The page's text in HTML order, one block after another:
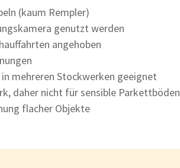
(kaum Rempler)
genutzt werden
angehoben
mehreren Stockwerken geeignet
daher nicht für sensible
flacher Objekte